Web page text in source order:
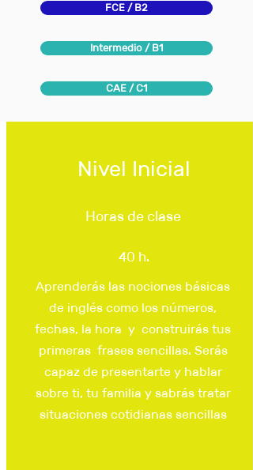
FCE / B2
Intermedio / B1
CAE / C1
Nivel Inicial
Horas de clase
40 h.
Aprenderás las nociones básicas
de inglés como los números,
fechas, la hora y construirás tus
primeras frases sencillas. Serás
capaz de presentarte y hablar
sobre ti, tu familia y sabrás tratar
situaciones cotidianas sencillas